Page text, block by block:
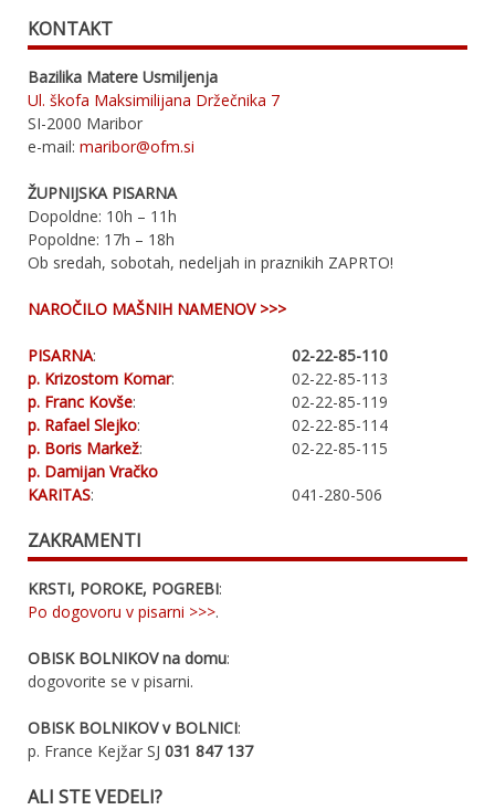
KONTAKT
Bazilika Matere Usmiljenja
Ul. škofa Maksimilijana Držečnika 7
SI-2000 Maribor
e-mail: maribor@ofm.si
ŽUPNIJSKA PISARNA
Dopoldne: 10h – 11h
Popoldne: 17h – 18h
Ob sredah, sobotah, nedeljah in praznikih ZAPRTO!
NAROČILO MAŠNIH NAMENOV >>>
PISARNA:
02-22-85-110
p. Krizostom Komar:
02-22-85-113
p. Franc Kovše:
02-22-85-119
p. Rafael Slejko:
02-22-85-114
p. Boris Markež:
02-22-85-115
p. Damijan Vračko
KARITAS: 041-280-506
ZAKRAMENTI
KRSTI, POROKE, POGREBI:
Po dogovoru v pisarni >>>.
OBISK BOLNIKOV na domu:
dogovorite se v pisarni.
OBISK BOLNIKOV v BOLNICI:
p. France Kejžar SJ 031 847 137
ALI STE VEDELI?